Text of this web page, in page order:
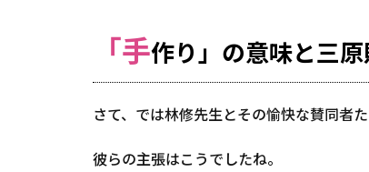
「手作り」の意味と三原
さて、では林修先生とその愉快な賛同者
彼らの主張はこうでしたね。